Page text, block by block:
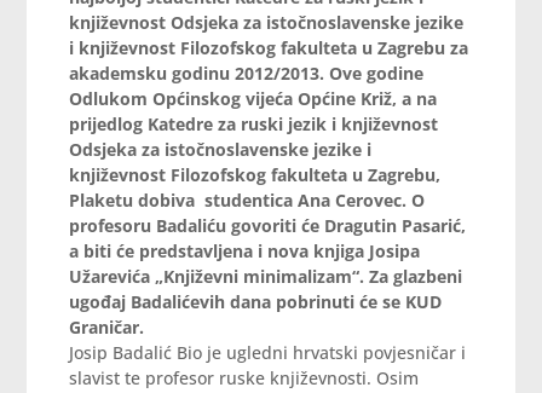
književnost Odsjeka za istočnoslavenske jezike
i književnost Filozofskog fakulteta u Zagrebu za
akademsku godinu 2012/2013. Ove godine
Odlukom Općinskog vijeća Općine Križ, a na
prijedlog Katedre za ruski jezik i književnost
Odsjeka za istočnoslavenske jezike i
književnost Filozofskog fakulteta u Zagrebu,
Plaketu dobiva studentica Ana Cerovec. O
profesoru Badaliću govoriti će Dragutin Pasarić,
a biti će predstavljena i nova knjiga Josipa
Užarevića „Književni minimalizam“. Za glazbeni
ugođaj Badalićevih dana pobrinuti će se KUD
Graničar.
Josip Badalić Bio je ugledni hrvatski povjesničar i
slavist te profesor ruske književnosti. Osim